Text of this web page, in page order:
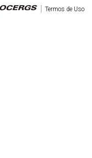
Termos de Uso